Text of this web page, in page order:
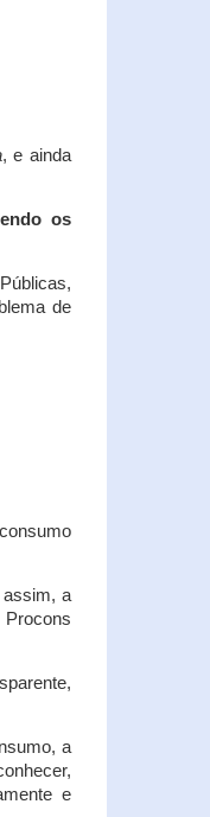
, e ainda
os
de
assim, a
Procons
a
e